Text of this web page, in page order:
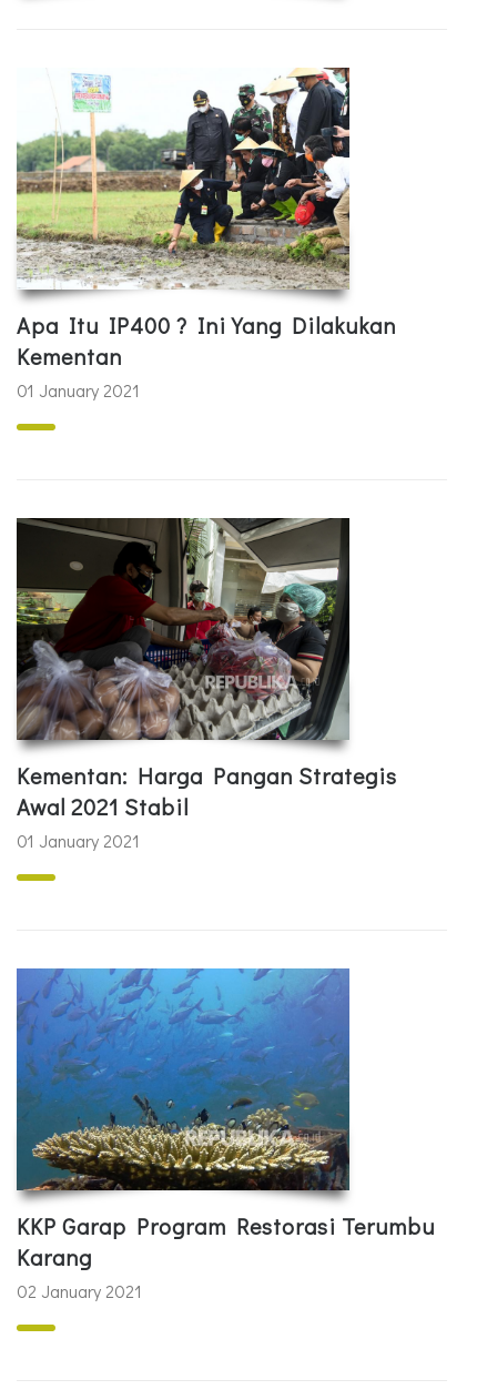
Apa Itu IP400 ? Ini Yang Dilakukan
Kementan
01 January 2021
Kementan: Harga Pangan Strategis
Awal 2021 Stabil
01 January 2021
KKP Garap Program Restorasi Terumbu
Karang
02 January 2021